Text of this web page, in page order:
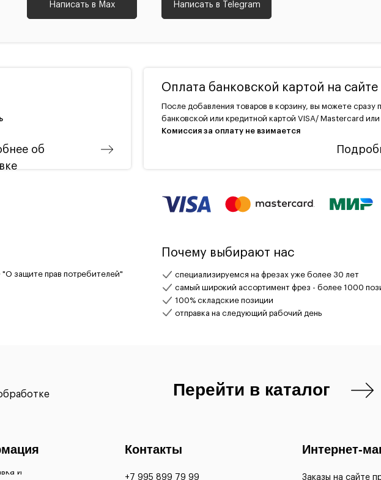
Написать в Max Написать в Telegram
об
Оплата банковской картой на сайте
После добавления товаров в корзину, вы можете сразу
банковской или кредитной картой VISA/ Mastercard
Комиссия за оплату не взимается
защите прав потребителей"
Почему выбирают нас
специализируемся на фрезах уже более 30 лет
самый широкий ассортимент фрез - более 1000
100% складские позиции
отправка на следующий рабочий день
Заказы на сайте
Контакты
+7 995 899 79 99
Интернет-
и
Перейти в каталог